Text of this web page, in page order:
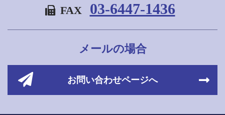
FAX 03-6447-1436
メールの場合
お問い合わせページへ